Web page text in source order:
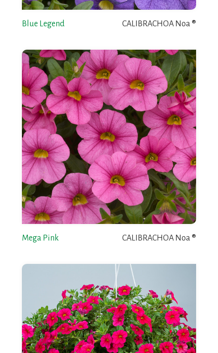
Blue Legend CALIBRACHOA Noa ®
Mega Pink CALIBRACHOA Noa ®